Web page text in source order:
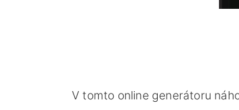
V tomto online generátoru